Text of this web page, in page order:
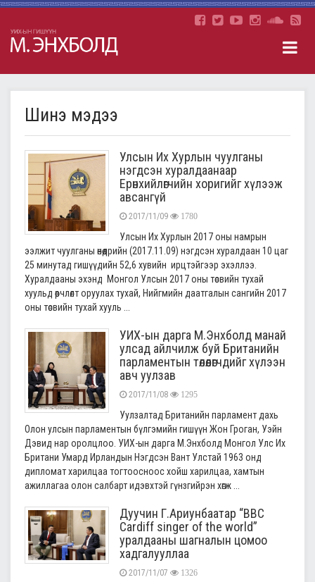
Шинэ мэдээ
Улсын Их Хурлын чуулганы
нэгдсэн хуралдаанаар
Ерөнхийлөгчийн хоригийг хүлээж
авсангүй
2017/11/09 1780
Улсын Их Хурлын 2017 оны намрын
ээлжит чуулганы өнөөдрийн (2017.11.09) нэгдсэн хуралдаан 10 цаг
25 минутад гишүүдийн 52,6 хувийн ирцтэйгээр эхэллээ.
Хуралдааны эхэнд Монгол Улсын 2017 оны төсвийн тухай
хуульд өөрчлөлт оруулах тухай, Нийгмийн даатгалын сангийн 2017
оны төсвийн тухай хууль ...
УИХ-ын дарга М.Энхболд манай
улсад айлчилж буй Британийн
парламентын төлөөлөгчдийг хүлээн
авч уулзав
2017/11/08 1295
Уулзалтад Британийн парламент дахь
Олон улсын парламентын бүлгэмийн гишүүн Жон Гроган, Уэйн
Дэвид нар оролцлоо. УИХ-ын дарга М.Энхболд Монгол Улс Их
Британи Умард Ирландын Нэгдсэн Вант Улстай 1963 онд
дипломат харилцаа тогтоосноос хойш харилцаа, хамтын
ажиллагаа олон салбарт идэвхтэй гүнзгийрэн хөгж ...
Дуучин Г.Ариунбаатар “ВВС
Cardiff singer of the world”
уралдааны шагналын цомоо
хадгалууллаа
2017/11/07 1326